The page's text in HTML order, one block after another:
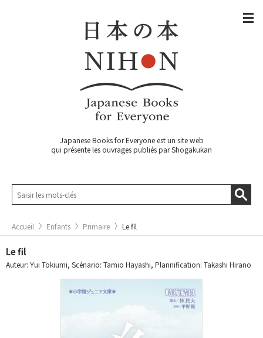
Japanese Books for Everyone est un site web
qui présente les ouvrages publiés par Shogakukan
Accueil Enfants Primaire Le fil
Le fil
Auteur: Yui Tokiumi, Scénario: Tamio Hayashi, Plannification: Takashi Hirano